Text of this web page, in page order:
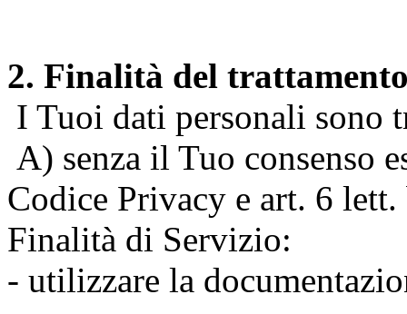
2. Finalità del
I Tuoi dati personali sono
A) senza il Tuo consenso
Codice Privacy e art. 6
Finalità di Servizio:
- utilizzare la